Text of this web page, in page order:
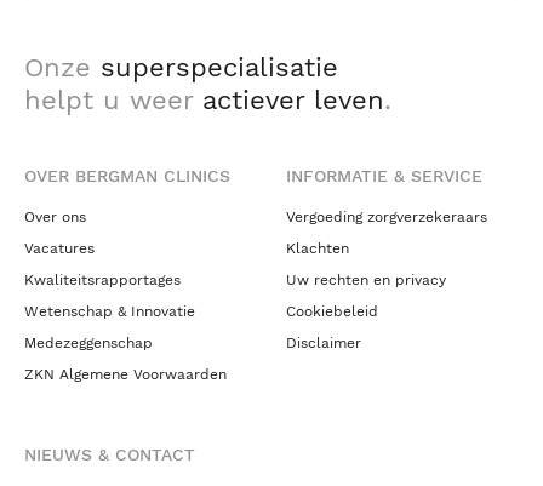
Onze superspecialisatie
helpt u weer actiever leven.
OVER BERGMAN CLINICS
Over ons
Vacatures
Kwaliteitsrapportages
Wetenschap & Innovatie
Medezeggenschap
ZKN Algemene Voorwaarden
INFORMATIE & SERVICE
Vergoeding zorgverzekeraars
Klachten
Uw rechten en privacy
Cookiebeleid
Disclaimer
NIEUWS & CONTACT